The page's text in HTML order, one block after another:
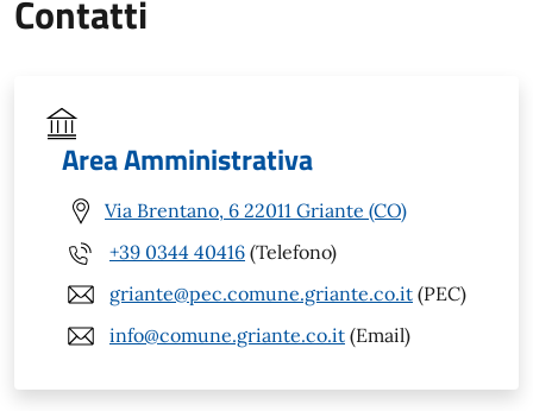
Contatti
Area Amministrativa
Via Brentano, 6 22011 Griante (CO)
+39 0344 40416 (Telefono)
griante@pec.comune.griante.co.it (PEC)
info@comune.griante.co.it (Email)